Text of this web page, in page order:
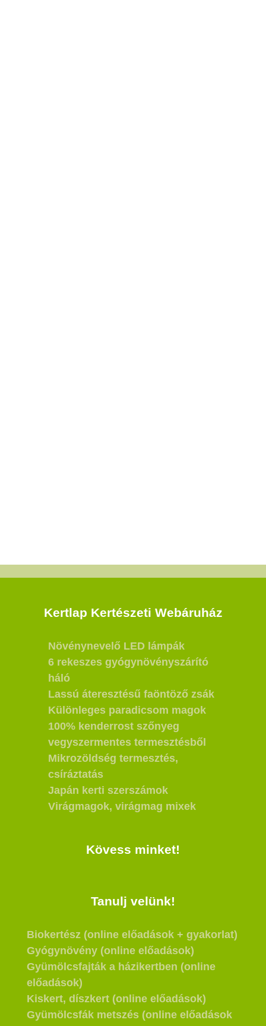
Kertlap Kertészeti Webáruház
Növénynevelő LED lámpák
6 rekeszes gyógynövényszárító
háló
Lassú áteresztésű faöntöző zsák
Különleges paradicsom magok
100% kenderrost szőnyeg
vegyszermentes termesztésből
Mikrozöldség termesztés,
csíráztatás
Japán kerti szerszámok
Virágmagok, virágmag mixek
Kövess minket!
Tanulj velünk!
Biokertész (online előadások + gyakorlat)
Gyógynövény (online előadások)
Gyümölcsfajták a házikertben (online
előadások)
Kiskert, díszkert (online előadások)
Gyümölcsfák metszés (online előadások